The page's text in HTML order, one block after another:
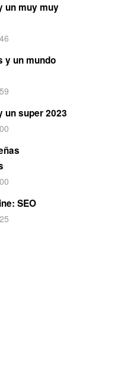
un muy muy
y un mundo
un super 2023
SEO